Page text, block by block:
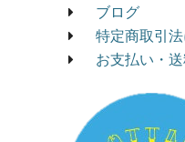
ブログ
特定商取引
お支払い・